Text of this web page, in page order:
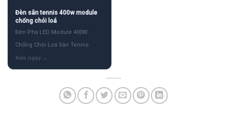
Đèn sân tennis 400w module
chống chói loá
Đèn Pha LED Module 400W
Chống Chói Loá Sân Tennis